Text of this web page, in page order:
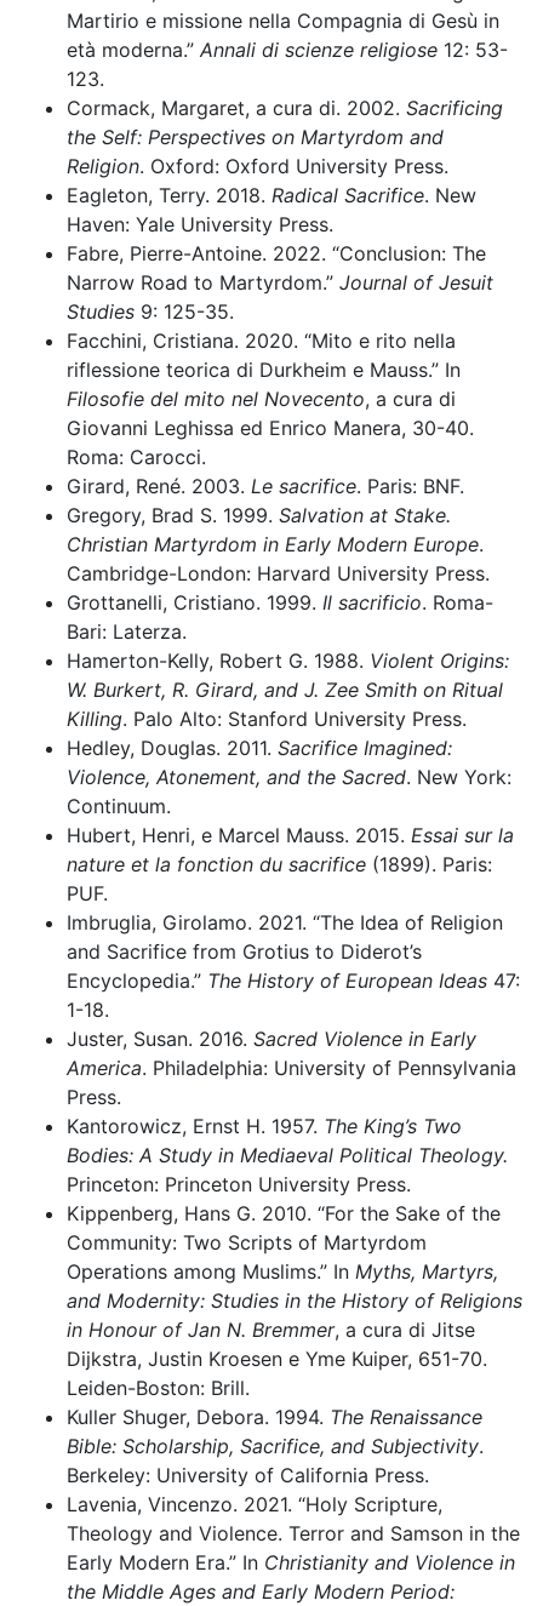
Martirio e missione nella Compagnia di Gesù in
età moderna.” Annali di scienze religiose 12: 53-
123.
Cormack, Margaret, a cura di. 2002. Sacrificing
the Self: Perspectives on Martyrdom and
Religion. Oxford: Oxford University Press.
Eagleton, Terry. 2018. Radical Sacrifice. New
Haven: Yale University Press.
Fabre, Pierre-Antoine. 2022. “Conclusion: The
Narrow Road to Martyrdom.” Journal of Jesuit
Studies 9: 125-35.
Facchini, Cristiana. 2020. “Mito e rito nella
riflessione teorica di Durkheim e Mauss.” In
Filosofie del mito nel Novecento, a cura di
Giovanni Leghissa ed Enrico Manera, 30-40.
Roma: Carocci.
Girard, René. 2003. Le sacrifice. Paris: BNF.
Gregory, Brad S. 1999. Salvation at Stake.
Christian Martyrdom in Early Modern Europe.
Cambridge-London: Harvard University Press.
Grottanelli, Cristiano. 1999. Il sacrificio. Roma-
Bari: Laterza.
Hamerton-Kelly, Robert G. 1988. Violent Origins:
W. Burkert, R. Girard, and J. Zee Smith on Ritual
Killing. Palo Alto: Stanford University Press.
Hedley, Douglas. 2011. Sacrifice Imagined:
Violence, Atonement, and the Sacred. New York:
Continuum.
Hubert, Henri, e Marcel Mauss. 2015. Essai sur la
nature et la fonction du sacrifice (1899). Paris:
PUF.
Imbruglia, Girolamo. 2021. “The Idea of Religion
and Sacrifice from Grotius to Diderot’s
Encyclopedia.” The History of European Ideas 47:
1-18.
Juster, Susan. 2016. Sacred Violence in Early
America. Philadelphia: University of Pennsylvania
Press.
Kantorowicz, Ernst H. 1957. The King’s Two
Bodies: A Study in Mediaeval Political Theology.
Princeton: Princeton University Press.
Kippenberg, Hans G. 2010. “For the Sake of the
Community: Two Scripts of Martyrdom
Operations among Muslims.” In Myths, Martyrs,
and Modernity: Studies in the History of Religions
in Honour of Jan N. Bremmer, a cura di Jitse
Dijkstra, Justin Kroesen e Yme Kuiper, 651-70.
Leiden-Boston: Brill.
Kuller Shuger, Debora. 1994. The Renaissance
Bible: Scholarship, Sacrifice, and Subjectivity.
Berkeley: University of California Press.
Lavenia, Vincenzo. 2021. “Holy Scripture,
Theology and Violence. Terror and Samson in the
Early Modern Era.” In Christianity and Violence in
the Middle Ages and Early Modern Period: